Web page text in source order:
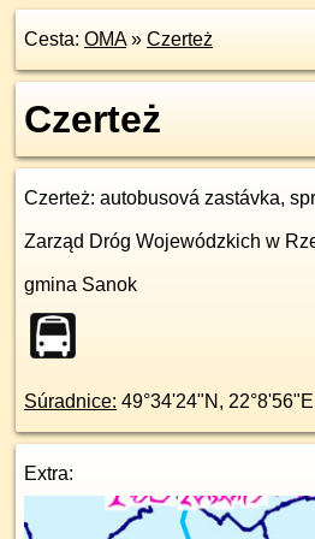
Cesta: OMA» Czerteż
Czerteż
Czerteż: autobusová zastávka,
Zarząd Dróg Wojewódzkich w
gmina Sanok
Súradnice: 49°34'24"N , 22°8'56"E
Extra: